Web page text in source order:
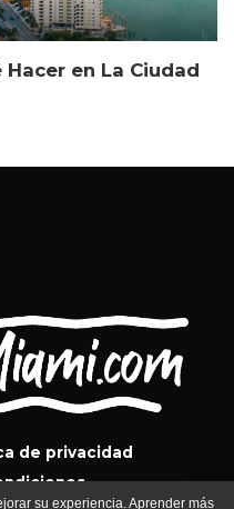
en La Ciudad
de privacidad
su experiencia. Aprender más